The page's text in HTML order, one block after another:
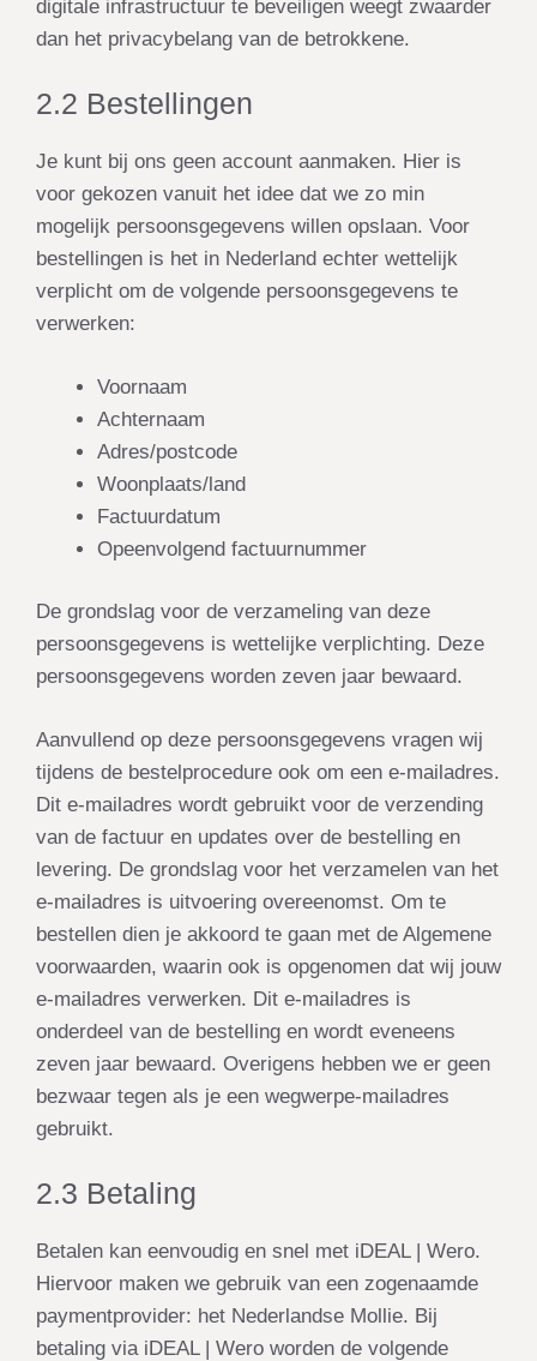
digitale infrastructuur te beveiligen weegt zwaarder
dan het privacybelang van de betrokkene.
2.2 Bestellingen
Je kunt bij ons geen account aanmaken. Hier is
voor gekozen vanuit het idee dat we zo min
mogelijk persoonsgegevens willen opslaan. Voor
bestellingen is het in Nederland echter wettelijk
verplicht om de volgende persoonsgegevens te
verwerken:
Voornaam
Achternaam
Adres/postcode
Woonplaats/land
Factuurdatum
Opeenvolgend factuurnummer
De grondslag voor de verzameling van deze
persoonsgegevens is wettelijke verplichting. Deze
persoonsgegevens worden zeven jaar bewaard.
Aanvullend op deze persoonsgegevens vragen wij
tijdens de bestelprocedure ook om een e-mailadres.
Dit e-mailadres wordt gebruikt voor de verzending
van de factuur en updates over de bestelling en
levering. De grondslag voor het verzamelen van het
e-mailadres is uitvoering overeenomst. Om te
bestellen dien je akkoord te gaan met de Algemene
voorwaarden, waarin ook is opgenomen dat wij jouw
e-mailadres verwerken. Dit e-mailadres is
onderdeel van de bestelling en wordt eveneens
zeven jaar bewaard. Overigens hebben we er geen
bezwaar tegen als je een wegwerpe-mailadres
gebruikt.
2.3 Betaling
Betalen kan eenvoudig en snel met iDEAL | Wero.
Hiervoor maken we gebruik van een zogenaamde
paymentprovider: het Nederlandse Mollie. Bij
betaling via iDEAL | Wero worden de volgende